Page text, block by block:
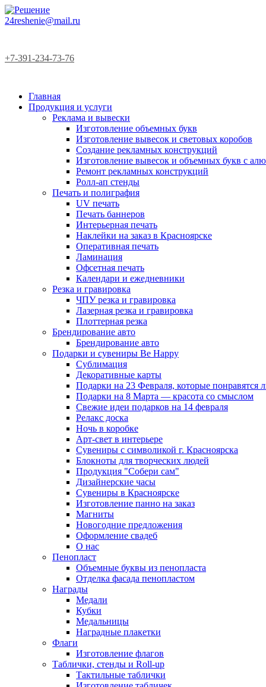
24reshenie@mail.ru
+7-391-234-73-76
Главная
Продукция и услуги
Реклама и вывески
Изготовление объемных букв
Изготовление вывесок и световых коробов
Создание рекламных конструкций
Изготовление вывесок и объемных букв с
Ремонт рекламных конструкций
Ролл-ап стенды
Печать и полиграфия
UV печать
Печать баннеров
Интерьерная печать
Наклейки на заказ в Красноярске
Оперативная печать
Ламинация
Офсетная печать
Календари и ежедневники
Резка и гравировка
ЧПУ резка и гравировка
Лазерная резка и гравировка
Плоттерная резка
Брендирование авто
Брендирование авто
Подарки и сувениры Be Happy
Сублимация
Декоративные карты
Подарки на 23 Февраля, которые
Подарки на 8 Марта — красота со смыслом
Свежие идеи подарков на 14 февраля
Релакс доска
Ночь в коробке
Арт-свет в интерьере
Сувениры с символикой г. Красноярска
Блокноты для творческих людей
Продукция "Собери сам"
Дизайнерские часы
Сувениры в Красноярске
Изготовление панно на заказ
Магниты
Новогодние предложения
Оформление свадеб
О нас
Пенопласт
Объемные буквы из пенопласта
Отделка фасада пенопластом
Награды
Медали
Кубки
Медальницы
Наградные плакетки
Флаги
Изготовление флагов
Таблички, стенды и Roll-up
Тактильные таблички